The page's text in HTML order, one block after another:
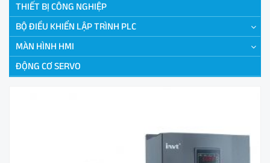
THIẾT BỊ CÔNG NGHIỆP
BỘ ĐIỀU KHIỂN LẬP TRÌNH PLC
MÀN HÌNH HMI
ĐỘNG CƠ SERVO